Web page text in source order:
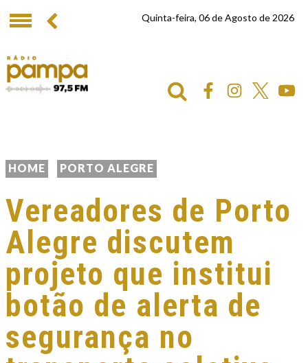
Quinta-feira, 06 de Agosto de 2026
HOME PORTO ALEGRE
Vereadores de Porto
Alegre discutem
projeto que institui
botão de alerta de
segurança no